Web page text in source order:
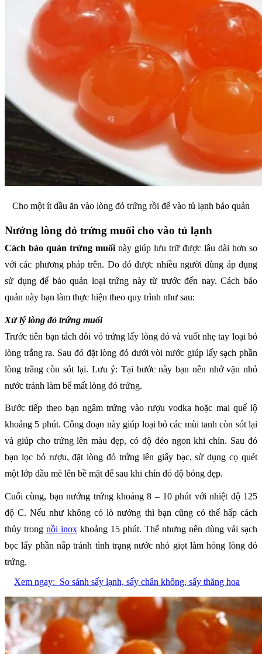
Cho một ít dầu ăn vào lòng đỏ trứng rồi để vào tủ lạnh bảo quản
Nướng lòng đỏ trứng muối cho vào tủ lạnh
Cách bảo quản trứng muối này giúp lưu trữ được lâu dài hơn so
với các phương pháp trên. Do đó được nhiều người dùng áp dụng
sử dụng để bảo quản loại trứng này từ trước đến nay. Cách bảo
quản này bạn làm thực hiện theo quy trình như sau:
Xử lý lòng đỏ trứng muối
Trước tiên bạn tách đôi vỏ trứng lấy lòng đỏ và vuốt nhẹ tay loại bỏ
lòng trắng ra. Sau đó đặt lòng đỏ dưới vòi nước giúp lấy sạch phần
lòng trắng còn sót lại. Lưu ý: Tại bước này bạn nên nhớ vặn nhỏ
nước tránh làm bể mất lòng đỏ trứng.
Bước tiếp theo bạn ngâm trứng vào rượu vodka hoặc mai quế lộ
khoảng 5 phút. Công đoạn này giúp loại bỏ các mùi tanh còn sót lại
và giúp cho trứng lên màu đẹp, có độ dẻo ngon khi chín. Sau đó
bạn lọc bỏ rượu, đặt lòng đỏ trứng lên giấy bạc, sử dụng cọ quét
một lớp dầu mè lên bề mặt để sau khi chín đó độ bóng đẹp.
Cuối cùng, bạn nướng trứng khoảng 8 – 10 phút với nhiệt độ 125
độ C. Nếu như không có lò nướng thì bạn cũng có thể hấp cách
thủy trong nồi inox khoảng 15 phút. Thế nhưng nên dùng vải sạch
bọc lấy phần nắp tránh tình trạng nước nhỏ giọt làm hỏng lòng đỏ
trứng.
Xem ngay: So sánh sấy lạnh, sấy chân không, sấy thăng hoa